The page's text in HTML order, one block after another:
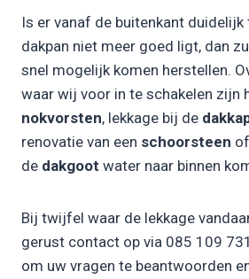
Is er vanaf de buitenkant duidelijk
dakpan niet meer goed ligt, dan
snel mogelijk komen herstellen.
waar wij voor in te schakelen zijn
nokvorsten, lekkage bij de
renovatie van een schoorsteen
de dakgoot water naar binnen
Bij twijfel waar de lekkage
gerust contact op via 085 109
om uw vragen te beantwoorden